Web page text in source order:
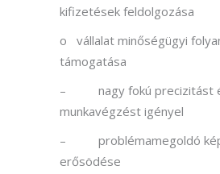
kifizetések feldolgozása
o vállalat minőségügyi
támogatása
– nagy fokú precizitást
munkavégzést igényel
– problémamegoldó
erősödése